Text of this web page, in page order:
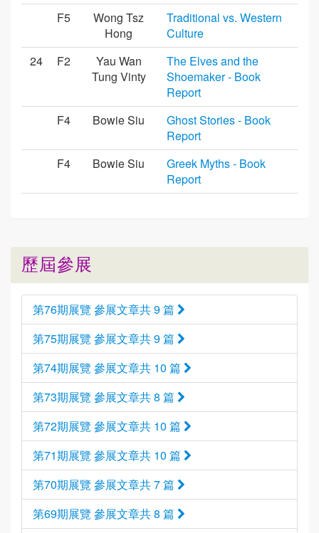
F5
Wong Tsz
Hong
Traditional vs. Western
Culture
24
F2
Yau Wan
Tung Vinty
The Elves and the
Shoemaker - Book
Report
F4
Bowie Siu
Ghost Stories - Book
Report
F4
Bowie Siu
Greek Myths - Book
Report
歷屆參展
第76期展覽 參展文章共 9 篇
第75期展覽 參展文章共 9 篇
第74期展覽 參展文章共 10 篇
第73期展覽 參展文章共 8 篇
第72期展覽 參展文章共 10 篇
第71期展覽 參展文章共 10 篇
第70期展覽 參展文章共 7 篇
第69期展覽 參展文章共 8 篇